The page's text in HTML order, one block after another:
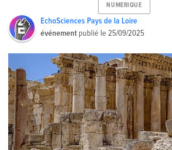
NUMERIQUE
EchoSciences Pays de la Loire
événement publié le25/09/2025